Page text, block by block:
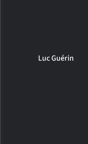
Luc Guérin